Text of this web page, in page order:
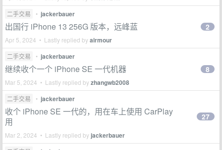
二手交易 • jackerbauer
出国行 iPhone 13 256G 版本，远峰蓝
Apr 5, 2024 • Lastly replied byairmour
2
二手交易 • jackerbauer
继续收个一个 iPhone SE 一代机器
Mar 5, 2024 • Lastly replied byzhangwb2008
8
二手交易 • jackerbauer
收个 iPhone SE 一代的，用在车上使用 CarPlay
用
Mar 2, 2024 • Lastly replied by jackerbauer
27